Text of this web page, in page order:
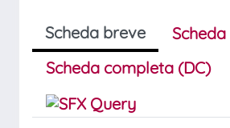
Scheda breve
Scheda completa (DC)